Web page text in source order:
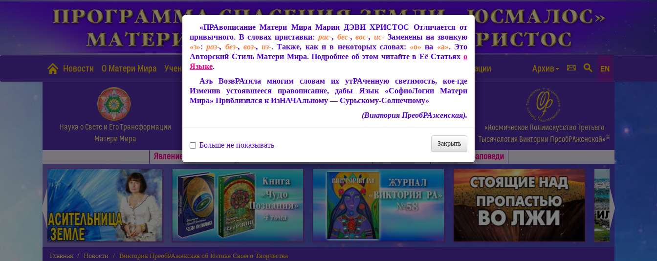
Новости О Матери Мира Учение Матери Мира Защита от чипизации Архив EN
Наука о Свете и Его Трансформации
Матери Мира
СофиоЛогия Матери Мира
Живое Слово Матери Мира.
Статьи, Книги, Видео, Аудио и др.
«Космическое Полиискусство Третьего
Тысячелетия Виктории ПреобРАженской»©
Явлениe Матери Мира Заповеди
◄ ►
Главная Новости Виктория ПреобРАженская об Изтоке Своего Творчества
«ПРАвописание Матери Мира Марии ДЭВИ ХРИСТОС Отличается от
привычного. В словах приставки: рас-, бес-,вос-, ис-Заменены на звонкую
«з»:раз-, без-, воз-,из-. Также, как и в некоторых словах: «о» на «а». Это
Авторский Стиль Матери Мира. Подробнее об этом читайте в Её Статьях о
Языке.
Азъ ВозвРАтила многим словам их утРАченную светимость, кое-где
Изменив устоявшееся правописание, дабы Язык «СофиоЛогии Матери
Мира» Приблизился к ИзНАЧАльному — Сурьскому-Солнечному»
(Виктория ПреобРАженская).
Закрыть
Больше не показывать